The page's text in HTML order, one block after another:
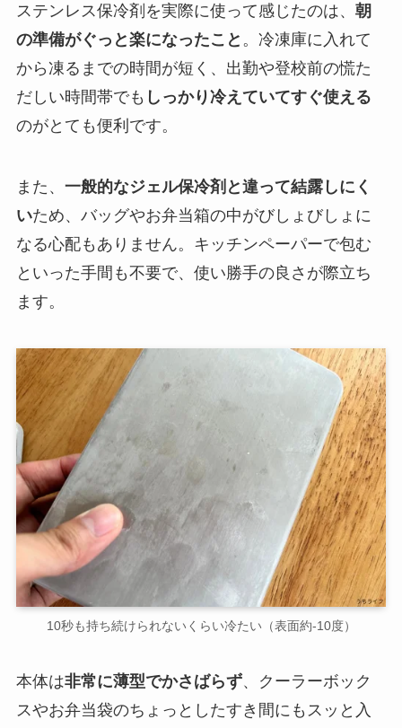
ステンレス保冷剤を実際に使って感じたのは、 朝
の準備がぐっと楽になったこと 。冷凍庫に入れて
から凍るまでの時間が短く、出勤や登校前の慌た
だしい時間帯でも しっかり冷えていてすぐ使える
のがとても便利です。
また、 一般的なジェル保冷剤と違って結露しにく
いため、バッグやお弁当箱の中がびしょびしょに
なる心配もありません。キッチンペーパーで包む
といった手間も不要で、使い勝手の良さが際立ち
ます。
10秒も持ち続けられないくらい冷たい（表面約-10度）
本体は非常に薄型でかさばらず、クーラーボック
スやお弁当袋のちょっとしたすき間にもスッと入